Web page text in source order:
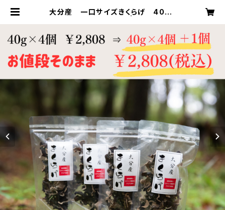
大分産 一口サイズきくらげ 40g×